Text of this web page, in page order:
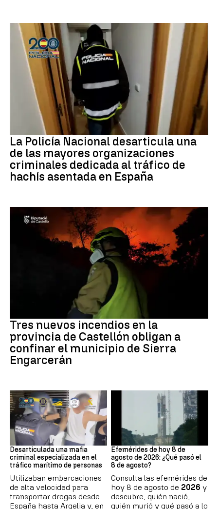
Narcotrafico
La Policía Nacional desarticula una
de las mayores organizaciones
criminales dedicada al tráfico de
hachís asentada en España
Tres nuevos incendios en la
provincia de Castellón obligan a
confinar el municipio de Sierra
Engarcerán
Tráfico de personas
Desarticulada una mafia
criminal especializada en el
tráfico marítimo de personas
Utilizaban embarcaciones
de alta velocidad para
transportar drogas desde
España hasta Argelia y, en
Efemérides
Efemérides de hoy 8 de
agosto de 2026: ¿Qué pasó el
8 de agosto?
Consulta las efemérides de
hoy 8 de agosto de 2026 y
descubre, quién nació,
quién murió y qué pasó a lo